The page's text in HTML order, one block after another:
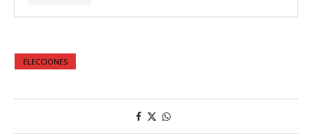
ELECCIONES